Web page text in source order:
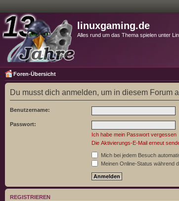
linuxgaming.de
Alles rund um das Thema spielen unter
Foren-Übersicht
Du musst dich anmelden, um in diesem Forum
Benutzername:
Passwort:
Ich habe mein Passwort vergessen
Die Aktivierungs-E-Mail erneut
Mich bei jedem Besuch
Meinen Online-Status während
REGISTRIEREN